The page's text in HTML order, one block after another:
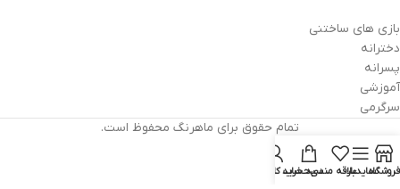
بازی های ساختنی
دخترانه
پسرانه
آموزشی
سرگرمی
تمام حقوق برای ماهرنگ محفوظ است.
فروشگاهسایدبارعلاقه مندیسبد خرید
حساب کاربری من